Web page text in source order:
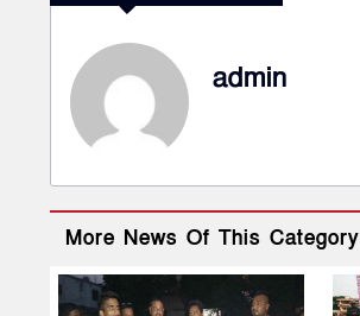
admin
More News Of This Category